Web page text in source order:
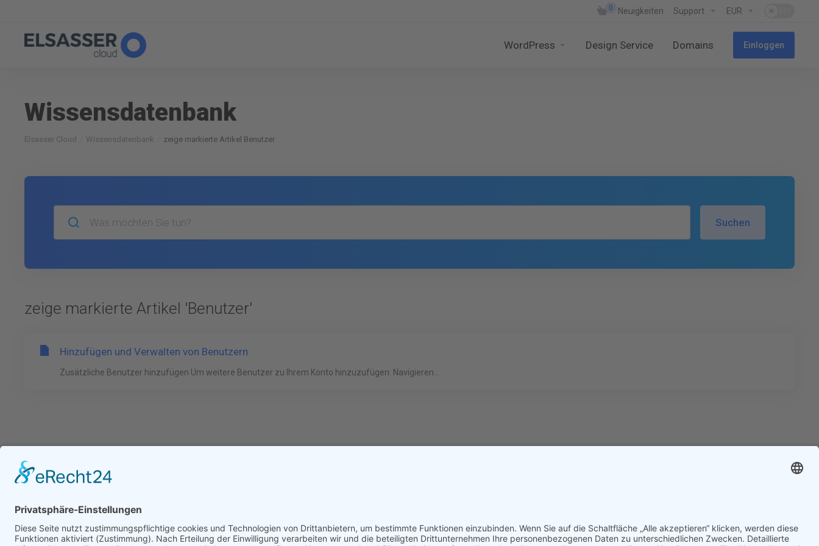
0 Neuigkeiten Support EUR
WordPress Design Service Domains Einloggen
Wissensdatenbank
Elsasser Cloud Wissensdatenbank zeige markierte Artikel Benutzer
Suchen
zeige markierte Artikel 'Benutzer'
Hinzufügen und Verwalten von Benutzern
Zusätzliche Benutzer hinzufügen Um weitere Benutzer zu Ihrem Konto hinzuzufügen: Navigieren...